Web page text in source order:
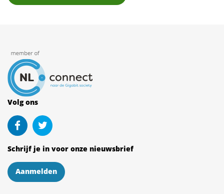
Volg ons
Schrijf je in voor onze nieuwsbrief
Aanmelden